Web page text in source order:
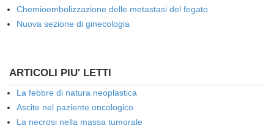
Chemioembolizzazione delle metastasi del fegato
Nuova sezione di ginecologia
ARTICOLI PIU' LETTI
La febbre di natura neoplastica
Ascite nel paziente oncologico
La necrosi nella massa tumorale